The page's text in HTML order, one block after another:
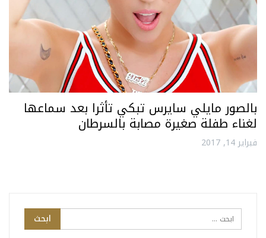
بالصور مايلي سايرس تبكي تأثرا بعد سماعها
لغناء طفلة صغيرة مصابة بالسرطان
فبراير 14, 2017